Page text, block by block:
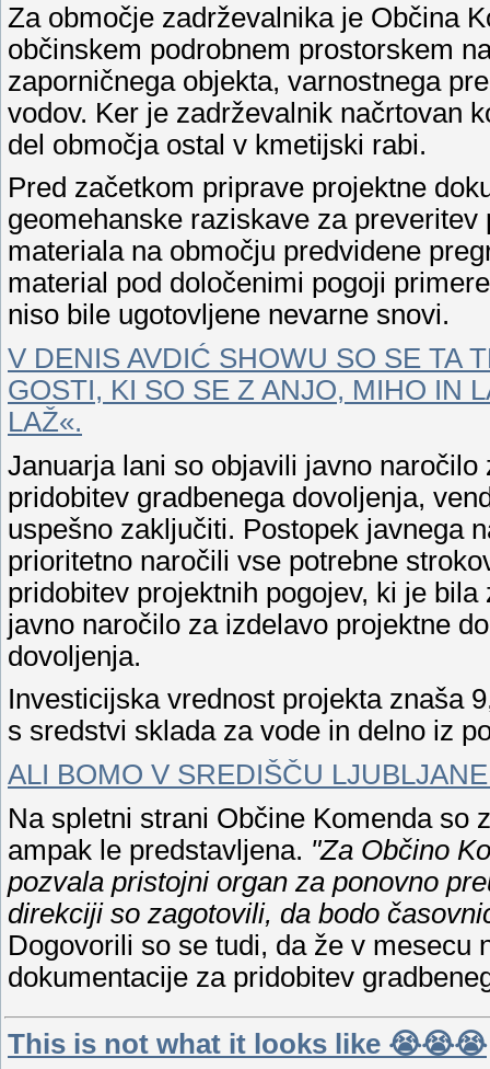
Za območje zadrževalnika je Občina
občinskem podrobnem prostorskem
zaporničnega objekta, varnostnega
vodov. Ker je zadrževalnik načrtovan
del območja ostal v kmetijski rabi.
Pred začetkom priprave projektne
geomehanske raziskave za
materiala na območju predvidene
material pod določenimi pogoji
niso bile ugotovljene nevarne snovi.
V DENIS AVDIĆ SHOWU SO SE TA
GOSTI, KI SO SE Z ANJO, MIHO IN
LAŽ«.
Januarja lani so objavili javno
pridobitev gradbenega dovoljenja,
uspešno zaključiti. Postopek javnega
prioritetno naročili vse potrebne
pridobitev projektnih pogojev, ki je
javno naročilo za izdelavo projektne
dovoljenja.
Investicijska vrednost projekta znaša
s sredstvi sklada za vode in delno iz
ALI BOMO V SREDIŠČU
Na spletni strani Občine Komenda so
ampak le predstavljena. "Za Občino
pozvala pristojni organ za ponovno
direkciji so zagotovili, da bodo
Dogovorili so se tudi, da že v mesecu
dokumentacije za pridobitev
This is not what it looks like 😭😭😭